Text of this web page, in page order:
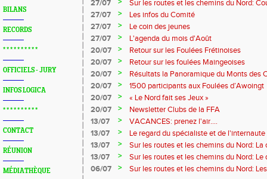
BILANS
RECORDS
* * * * * * * * * *
OFFICIELS - JURY
INFOS LOGICA
* * * * * * * * * *
CONTACT
RÉUNION
MÉDIATHÈQUE
27/07
Sur les routes et les chemins du Nord:
Marque
27/07 >
Les infos du Comité
27/07
>
Le coin des jeunes
27/07
>
L'agenda du mois d'Août
20/07
>
Retour sur les Foulées Frétinoises
20/07
>
Retour sur les foulées Maingeoises
20/07
>
Résultats la Panoramique du Monts des
20/07
>
1500 participants aux Foulées d’Awoingt
20/07
>
« Le Nord fait ses Jeux »
20/07
>
Newsletter Clubs de la FFA
13/07
>
VACANCES: prenez l'air....
13/07
>
Le regard du spécialiste et de l'internaute
13/07
>
Sur les routes et les chemins du Nord: La
13/07
>
Sur les routes et les chemins du Nord:
06/07
> Sur les routes et les chemins du Nord: